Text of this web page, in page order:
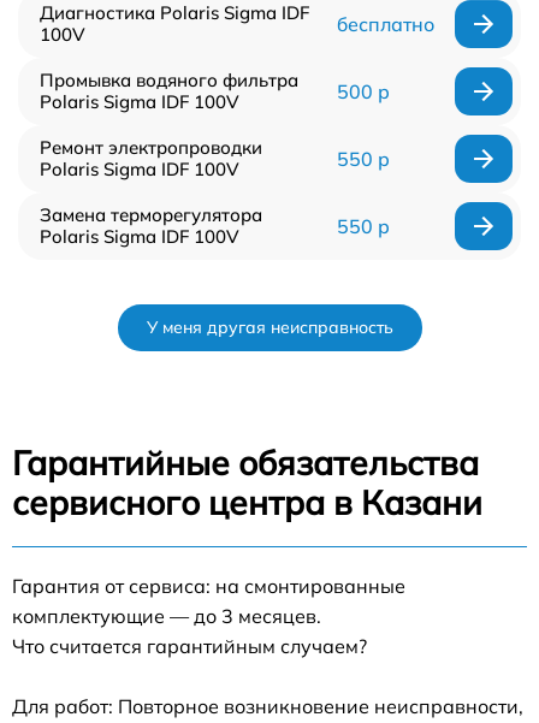
Диагностика Polaris Sigma IDF
100V
бесплатно
Промывка водяного фильтра
Polaris Sigma IDF 100V
500 р
Ремонт электропроводки
Polaris Sigma IDF 100V
550 р
Замена терморегулятора
Polaris Sigma IDF 100V
550 р
У меня другая неисправность
Гарантийные обязательства
сервисного центра в Казани
Гарантия от сервиса: на смонтированные
комплектующие — до 3 месяцев.
Что считается гарантийным случаем?
Для работ: Повторное возникновение неисправности,